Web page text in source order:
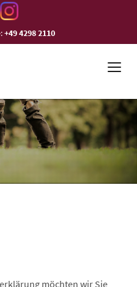
+49 4298 2110
möchten wir Sie